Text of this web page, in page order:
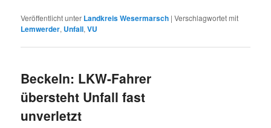
Veröffentlicht unter Landkreis Wesermarsch |Verschlagwortet mit
Lemwerder, Unfall,VU
Beckeln: LKW-Fahrer
übersteht Unfall fast
unverletzt